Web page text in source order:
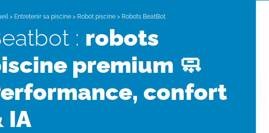
> Entretenir sa piscine> Robot piscine> Robots BeatBot
Beatbot : robots
premium 🧼
confort
IA